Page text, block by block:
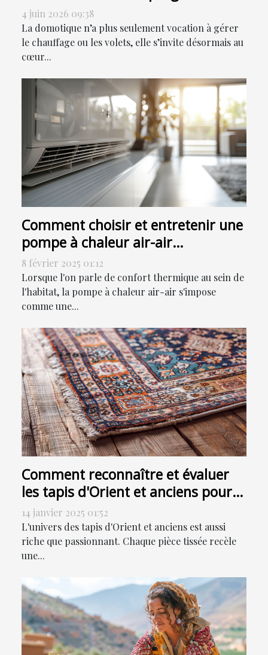
ou sensoriser ?
4 juin 2026 09:38
La domotique n’a plus seulement vocation à gérer
le chauffage ou les volets, elle s’invite désormais au
cœur...
Comment choisir et entretenir une
pompe à chaleur air-air
efficacement
8 février 2025 01:12
Lorsque l'on parle de confort thermique au sein de
l'habitat, la pompe à chaleur air-air s'impose
comme une...
Comment reconnaître et évaluer
les tapis d'Orient et anciens pour
la vente
14 janvier 2025 01:52
L'univers des tapis d'Orient et anciens est aussi
riche que passionnant. Chaque pièce tissée recèle
une...